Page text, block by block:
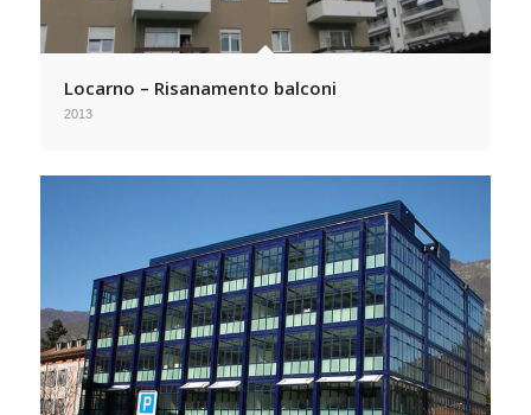
Locarno – Risanamento balconi
2013